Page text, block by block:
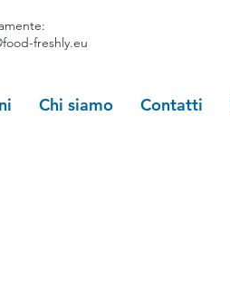
freshly.eu
Chi siamo Contatti